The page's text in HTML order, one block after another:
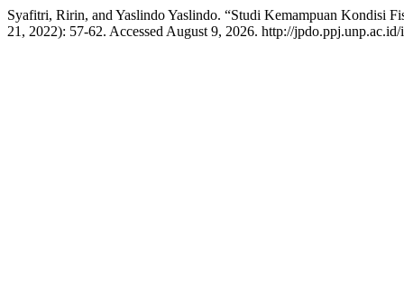
Syafitri, Ririn, and Yaslindo Yaslindo. “Studi Kemampuan Kondisi
21, 2022): 57-62. Accessed August 9, 2026. http://